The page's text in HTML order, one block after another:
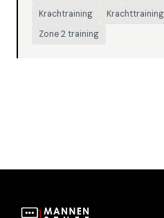
Krachtraining
Krachttraining
Zone 2 training